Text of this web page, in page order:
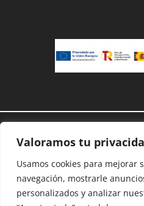
Valoramos tu
Usamos cookies para mejorar
navegación, mostrarle
personalizados y analizar
Protección de datos–
Mapa